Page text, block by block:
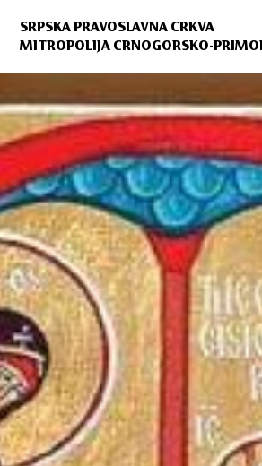
SRPSKA PRAVOSLAVNA CRKVA
MITROPOLIJA CRNOGORSKO-